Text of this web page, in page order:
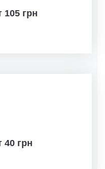
105 грн
40 грн